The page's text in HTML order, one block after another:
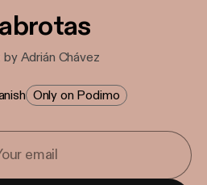
Adrián Chávez
Only on Podimo